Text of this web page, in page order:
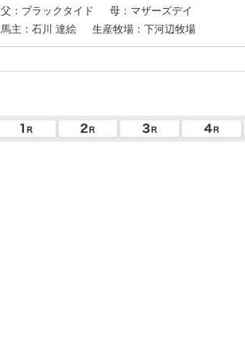
父：ブラックタイド
母：マザーズデイ
馬主：石川 達絵
生産牧場：下河辺牧場